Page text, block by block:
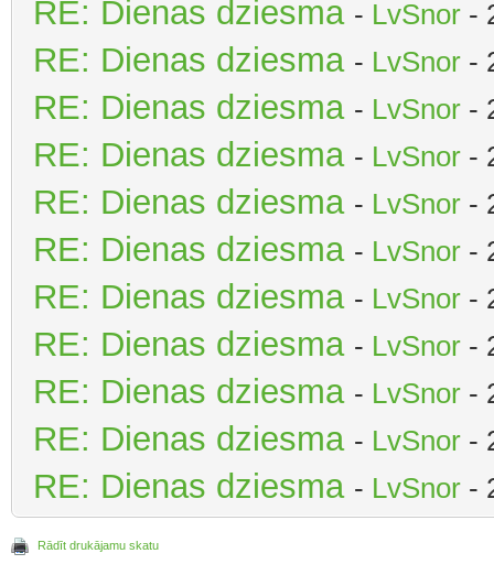
RE: Dienas dziesma - LvSnor -
RE: Dienas dziesma - LvSnor -
RE: Dienas dziesma - LvSnor -
RE: Dienas dziesma - LvSnor -
RE: Dienas dziesma - LvSnor -
RE: Dienas dziesma - LvSnor -
RE: Dienas dziesma - LvSnor -
RE: Dienas dziesma - LvSnor -
RE: Dienas dziesma - LvSnor -
RE: Dienas dziesma - LvSnor -
RE: Dienas dziesma - LvSnor -
Rādīt drukājamu skatu